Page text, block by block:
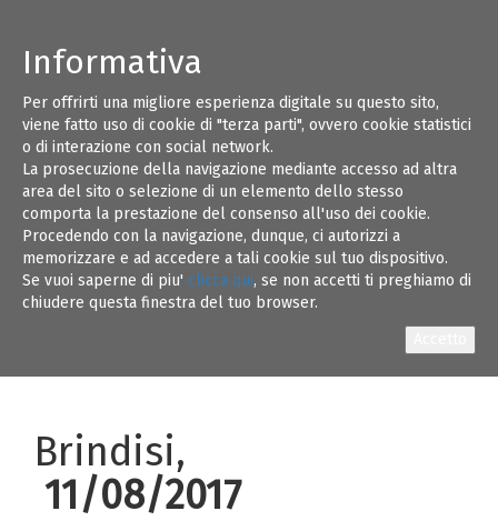
Informativa
Per offrirti una migliore esperienza digitale su questo sito,
viene fatto uso di cookie di "terza parti", ovvero cookie statistici
o di interazione con social network.
La prosecuzione della navigazione mediante accesso ad altra
area del sito o selezione di un elemento dello stesso
comporta la prestazione del consenso all'uso dei cookie.
Procedendo con la navigazione, dunque, ci autorizzi a
memorizzare e ad accedere a tali cookie sul tuo dispositivo.
Se vuoi saperne di piu' clicca qui, se non accetti ti preghiamo di
chiudere questa finestra del tuo browser.
11
AGO 17
ORDINE DEGLI INGEGNERI DELLA
PROVINCIA DI BRINDISI
C.A.P. 72100 – Via Filomeno Consiglio, 56/B Tel.
0831/526405 – fax 0831/528228
PEC:ordine.brindisi@ingpec.eu– e-mail:
info@ordineingegneribrindisi.it -oringbrindisi@tiscali.it
Prot.
Brindisi,
11/